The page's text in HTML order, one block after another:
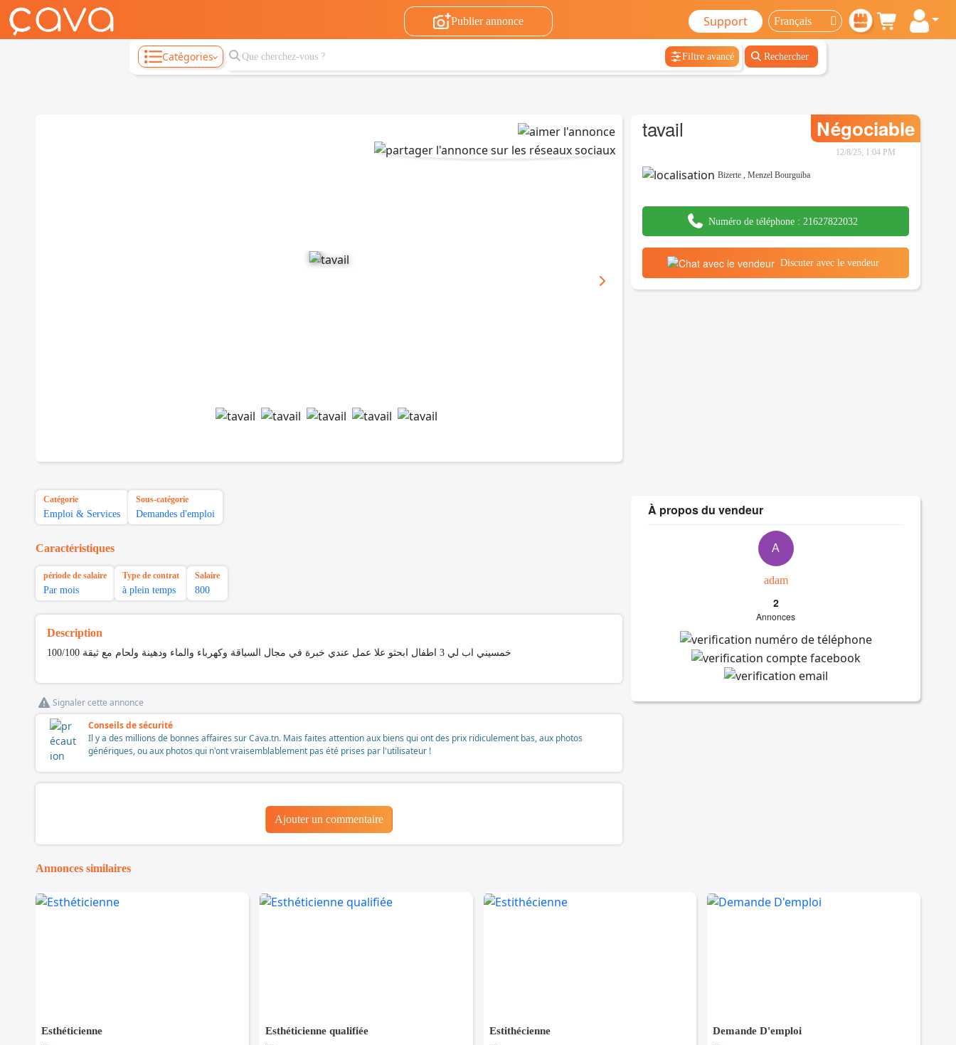
Publier annonce Support
Catégories Filtre avancé Rechercher
tavail Négociable
12/8/25, 1:04 PM
Bizerte ,Menzel Bourguiba
Numéro de téléphone : 21627822032
Discuter avec le vendeur
Catégorie
Emploi & Services
Sous-catégorie
Demandes d'emploi
Caractéristiques
période de salaire
Par mois
Type de contrat
à plein temps
Salaire
800
Description
خمسيني اب لي 3 اطفال ابحثو علا عمل عندي خبرة في مجال السياقة وكهرباء والماء ودهينة ولحام مع ثيقة 100/100
Signaler cette annonce
Conseils de sécurité
Il y a des millions de bonnes affaires sur Cava.tn. Mais faites attention aux biens qui ont des prix ridiculement bas, aux photos
génériques, ou aux photos qui n'ont vraisemblablement pas été prises par l'utilisateur !
Ajouter un commentaire
À propos du vendeur
A
adam
2
Annonces
Annonces similaires
Esthéticienne Esthéticienne qualifiée Estithécienne Demande D'emploi